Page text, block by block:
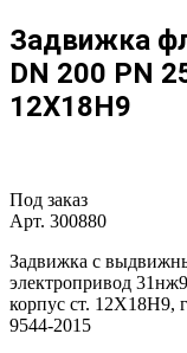
Задвижка
DN 200 PN
12Х18Н9
Под заказ
Арт. 300880
Задвижка с
электропривод
корпус ст. 12Х18Н9,
9544-2015